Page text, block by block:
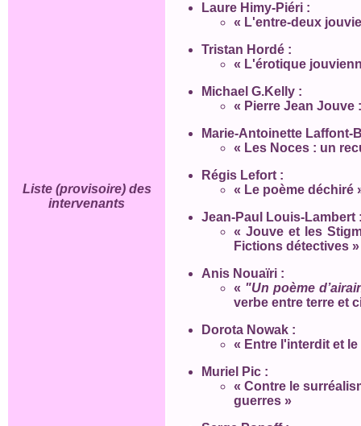
Liste (provisoire) des
intervenants
Laure Himy-Piéri :
« L'entre-deux
Tristan Hordé :
« L'érotique
Michael G.Kelly :
« Pierre Jean Jouve
Marie-Antoinette Laffont-
« Les Noces : un
Régis Lefort :
« Le poème déchiré
Jean-Paul Louis-Lambert
« Jouve et les
Fictions détectives
Anis Nouaïri :
« "Un poème
verbe entre terre et
Dorota Nowak :
« Entre l'interdit et
Muriel Pic :
« Contre le
guerres »